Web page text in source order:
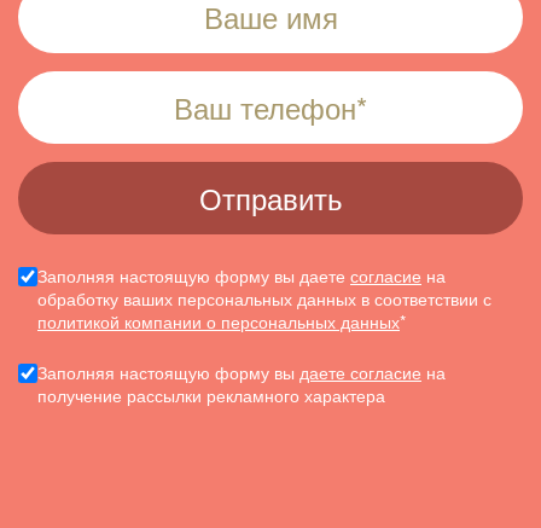
Заполняя настоящую форму вы даете согласие на
обработку ваших персональных данных в соответствии с
политикой компании о персональных данных*
Заполняя настоящую форму вы даете согласие на
получение рассылки рекламного характера